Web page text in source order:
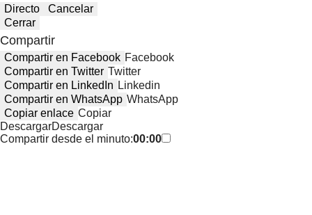
Directo
Cancelar
Cerrar
Compartir
Compartir en Facebook Facebook
Compartir en Twitter Twitter
Compartir en LinkedIn Linkedin
Compartir en WhatsApp WhatsApp
Copiar enlace Copiar
DescargarDescargar
Compartir desde el minuto:00:00